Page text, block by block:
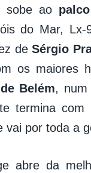
sobe ao
do Mar, Lx-
deSérgio
os maiores
Belém, num
termina com
por toda a
abre da